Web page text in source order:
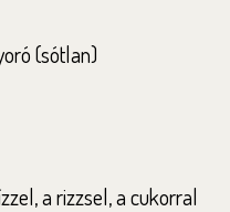
(sótlan)
a rizzsel, a cukorral